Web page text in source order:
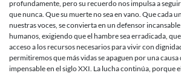
profundamente, pero su recuerdo nos impulsa a
que nunca. Que su muerte no sea en vano. Que cada
nuestras voces, se convierta en un defensor
humanos, exigiendo que el hambre sea erradicada,
acceso a los recursos necesarios para vivir con
permitiremos que más vidas se apaguen por una causa
impensable en el siglo XXI. La lucha continúa, porque